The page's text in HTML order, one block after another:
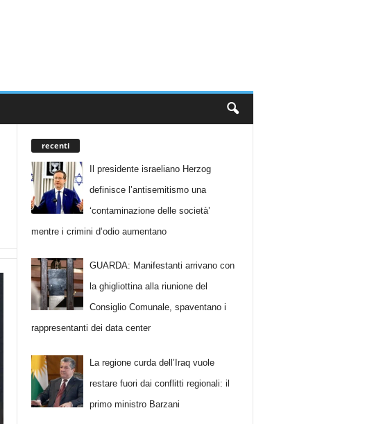
recenti
Il presidente israeliano Herzog
definisce l’antisemitismo una
‘contaminazione delle società’
mentre i crimini d’odio aumentano
GUARDA: Manifestanti arrivano con
la ghigliottina alla riunione del
Consiglio Comunale, spaventano i
rappresentanti dei data center
La regione curda dell’Iraq vuole
restare fuori dai conflitti regionali: il
primo ministro Barzani